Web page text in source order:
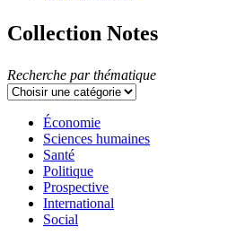
Collection Notes
Recherche par thématique
Économie
Sciences humaines
Santé
Politique
Prospective
International
Social